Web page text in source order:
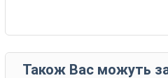
Також Вас можуть